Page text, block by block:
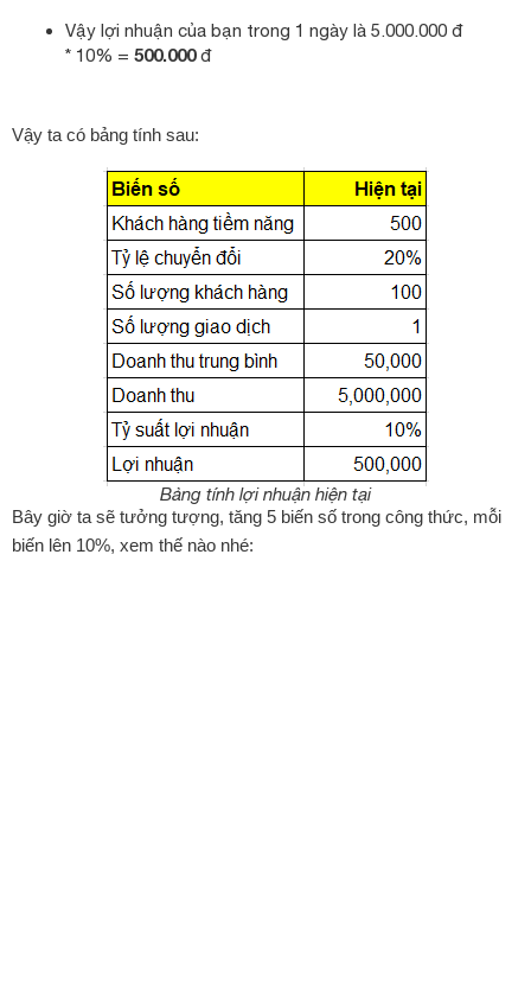
Vậy lợi nhuận của bạn trong 1 ngày là 5.000.000 đ
* 10% = 500.000đ
Vậy ta có bảng tính sau:
Bảng tính lợi nhuận hiện tại
Bây giờ ta sẽ tưởng tượng, tăng 5 biến số trong công thức, mỗi
biến lên 10%, xem thế nào nhé: